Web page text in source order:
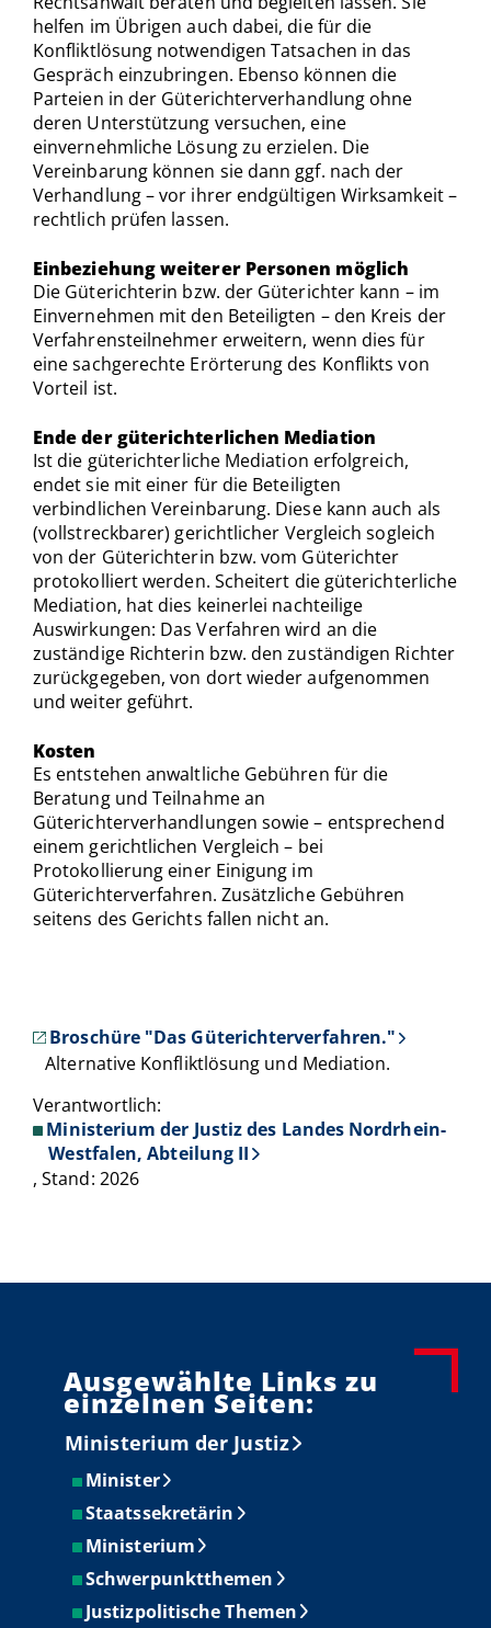
helfen im Übrigen auch dabei, die für die
Konfliktlösung notwendigen Tatsachen in das
Gespräch einzubringen. Ebenso können die
Parteien in der Güterichterverhandlung ohne
deren Unterstützung versuchen, eine
einvernehmliche Lösung zu erzielen. Die
Vereinbarung können sie dann ggf. nach der
Verhandlung – vor ihrer endgültigen Wirksamkeit –
rechtlich prüfen lassen.
Einbeziehung weiterer Personen möglich
Die Güterichterin bzw. der Güterichter kann – im
Einvernehmen mit den Beteiligten – den Kreis der
Verfahrensteilnehmer erweitern, wenn dies für
eine sachgerechte Erörterung des Konflikts von
Vorteil ist.
Ende der güterichterlichen Mediation
Ist die güterichterliche Mediation erfolgreich,
endet sie mit einer für die Beteiligten
verbindlichen Vereinbarung. Diese kann auch als
(vollstreckbarer) gerichtlicher Vergleich sogleich
von der Güterichterin bzw. vom Güterichter
protokolliert werden. Scheitert die güterichterliche
Mediation, hat dies keinerlei nachteilige
Auswirkungen: Das Verfahren wird an die
zuständige Richterin bzw. den zuständigen Richter
zurückgegeben, von dort wieder aufgenommen
und weiter geführt.
Kosten
Es entstehen anwaltliche Gebühren für die
Beratung und Teilnahme an
Güterichterverhandlungen sowie – entsprechend
einem gerichtlichen Vergleich – bei
Protokollierung einer Einigung im
Güterichterverfahren. Zusätzliche Gebühren
seitens des Gerichts fallen nicht an.
Broschüre "Das Güterichterverfahren."
Alternative Konfliktlösung und Mediation.
Verantwortlich:
Ministerium der Justiz des Landes Nordrhein-
Westfalen, Abteilung II
, Stand: 2026
Ausgewählte Links zu
einzelnen Seiten:
Ministerium der Justiz
Minister
Staatssekretärin
Ministerium
Schwerpunktthemen
Justizpolitische Themen